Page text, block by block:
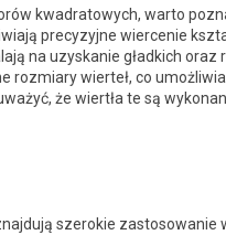
kwadratowych, warto
precyzyjne wiercenie
na uzyskanie gładkich
rozmiary wierteł, co
że wiertła te są
szerokie zastosowanie